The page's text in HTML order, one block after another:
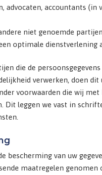
advocaten, accountants (in
niet genoemde
optimale dienstverlening
die de
verwerken, doen
voorwaarden die wij met
Dit leggen we vast in
bescherming van uw
maatregelen genomen